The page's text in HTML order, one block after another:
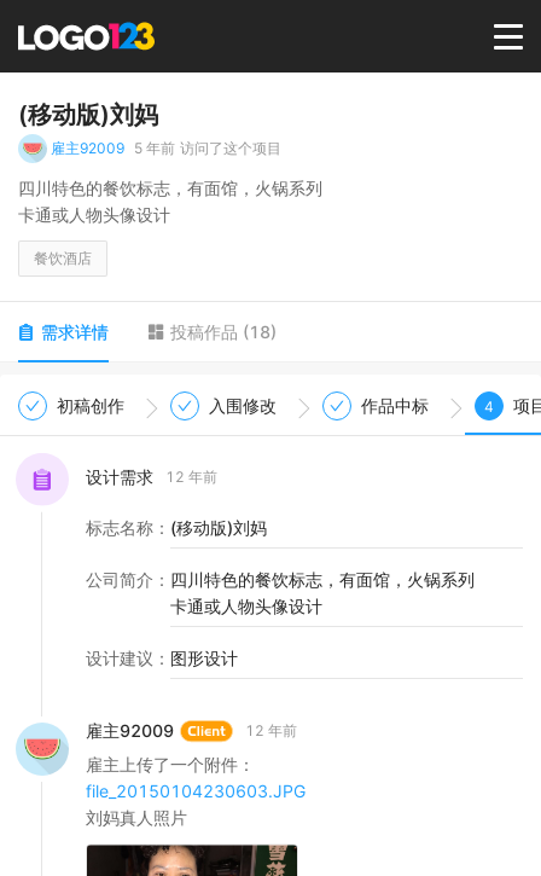
选择套餐→
商标版权
LOGO
(移动版)刘妈
雇主92009 5 年前 访问了这个项目
四川特色的餐饮标志，有面馆，火锅系列
卡通或人物头像设计
餐饮酒店
需求详情 投稿作品 (18)
初稿创作 入围修改 作品中标 4 项
设计需求 12 年前
标志名称 ： (移动版)刘妈
公司简介 ： 四川特色的餐饮标志，有面馆，火锅系列
卡通或人物头像设计
设计建议 ： 图形设计
雇主92009 12 年前
雇主上传了一个附件：
file_20150104230603.JPG
刘妈真人照片